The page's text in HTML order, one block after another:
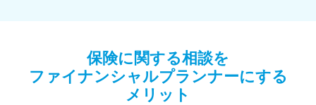
保険に関する相談を
ファイナンシャルプランナーにする
メリット